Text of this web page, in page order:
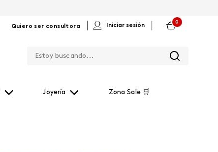
Quiero ser consultora Iniciar sesión
0
Joyería Zona Sale 🛒